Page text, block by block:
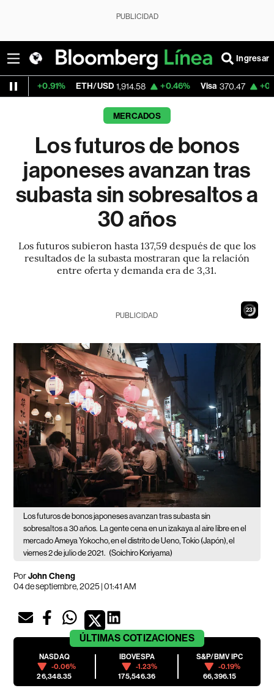
PUBLICIDAD
Ingresar
ETH/USD 1,914.58 +0.46% Visa 370.47 +0.52%
MERCADOS
Los futuros de bonos
japoneses avanzan tras
subasta sin sobresaltos a
30 años
Los futuros subieron hasta 137,59 después de que los
resultados de la subasta mostraran que la relación
entre oferta y demanda era de 3,31.
21
PUBLICIDAD
Los futuros de bonos japoneses avanzan tras subasta sin
sobresaltos a 30 años. La gente cena en un izakaya al aire libre en el
mercado Ameya Yokocho, en el distrito de Ueno, Tokio (Japón), el
viernes 2 de julio de 2021. (Soichiro Koriyama)
PorJohn Cheng
04 de septiembre, 2025 | 01:41 AM
ÚLTIMAS COTIZACIONES
NASDAQ
-0.06%
26,348.35
IBOVESPA
-1.23%
175,546.36
S&P/BMV IPC
-0.19%
66,396.15